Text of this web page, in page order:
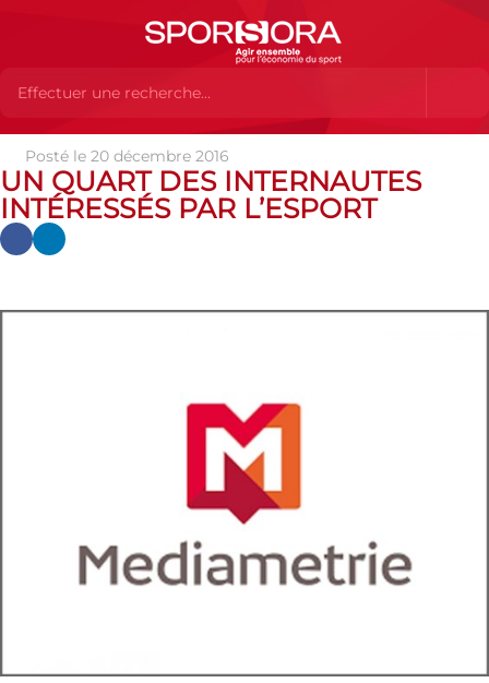
Actualités Actualités Actualités des MEMBRES
des internautes intéressés par l’eSport
Posté le 20 décembre 2016
UN QUART DES INTERNAUTES
INTÉRESSÉS PAR L’ESPORT